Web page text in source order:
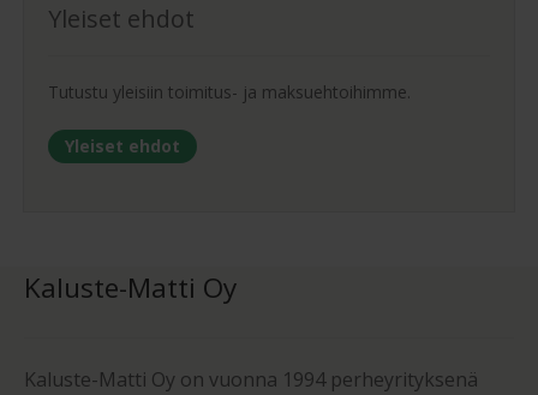
Yleiset ehdot
Tutustu yleisiin toimitus- ja maksuehtoihimme.
Yleiset ehdot
Kaluste-Matti Oy
Kaluste-Matti Oy on vuonna 1994 perheyrityksenä